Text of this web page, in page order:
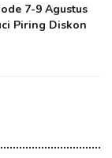
7-9 Agustus
Piring Diskon